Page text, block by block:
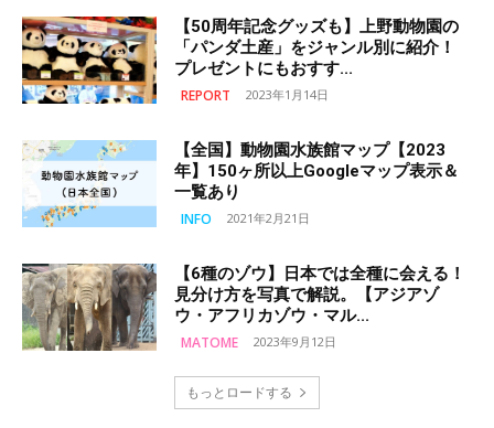
【50周年記念グッズも】上野動物園の
「パンダ土産」をジャンル別に紹介！
プレゼントにもおすす...
REPORT 2023年1月14日
【全国】動物園水族館マップ【2023
年】150ヶ所以上Googleマップ表示＆
一覧あり
INFO 2021年2月21日
【6種のゾウ】日本では全種に会える！
見分け方を写真で解説。【アジアゾ
ウ・アフリカゾウ・マル...
MATOME 2023年9月12日
もっとロードする